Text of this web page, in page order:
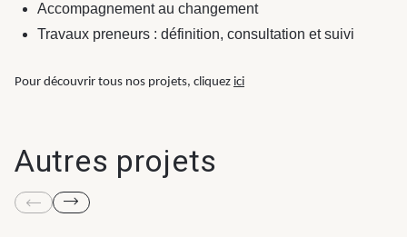
Accompagnement au changement
Travaux preneurs : définition, consultation et suivi
Pour découvrir tous nos projets, cliquez ici
Autres projets